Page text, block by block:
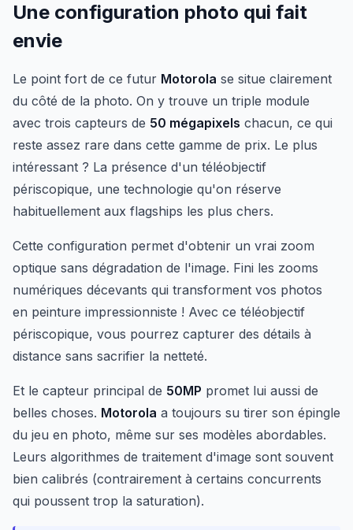
Une configuration photo qui fait
envie
Le point fort de ce futur Motorola se situe clairement
du côté de la photo. On y trouve un triple module
avec trois capteurs de 50 mégapixels chacun, ce qui
reste assez rare dans cette gamme de prix. Le plus
intéressant ? La présence d'un téléobjectif
périscopique, une technologie qu'on réserve
habituellement aux flagships les plus chers.
Cette configuration permet d'obtenir un vrai zoom
optique sans dégradation de l'image. Fini les zooms
numériques décevants qui transforment vos photos
en peinture impressionniste ! Avec ce téléobjectif
périscopique, vous pourrez capturer des détails à
distance sans sacrifier la netteté.
Et le capteur principal de 50MP promet lui aussi de
belles choses. Motorola a toujours su tirer son épingle
du jeu en photo, même sur ses modèles abordables.
Leurs algorithmes de traitement d'image sont souvent
bien calibrés (contrairement à certains concurrents
qui poussent trop la saturation).